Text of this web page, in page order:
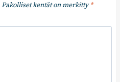
Pakolliset kentät on merkitty*